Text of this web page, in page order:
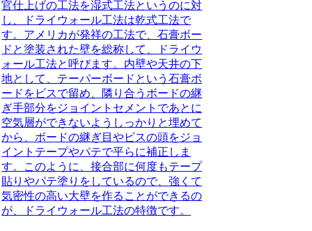
官仕上げの工法を湿式工法というのに対
し、ドライウォール工法は乾式工法で
す。アメリカが発祥の工法で、石膏ボー
ドと塗装された壁を総称して、ドライウ
ォール工法と呼びます。内壁や天井の下
地として、テーパーボードという石膏ボ
ードをビスで留め、隣り合うボードの継
ぎ手部分をジョイントセメントであとに
空気層ができないようしっかりと埋めて
から、ボードの継ぎ目やビスの頭をジョ
イントテープやパテで平らに補正しま
す。このように、接合部に何度もテープ
貼りやパテ塗りをしているので、強くて
気密性の高い大壁を作ることができるの
が、ドライウォール工法の特徴です。